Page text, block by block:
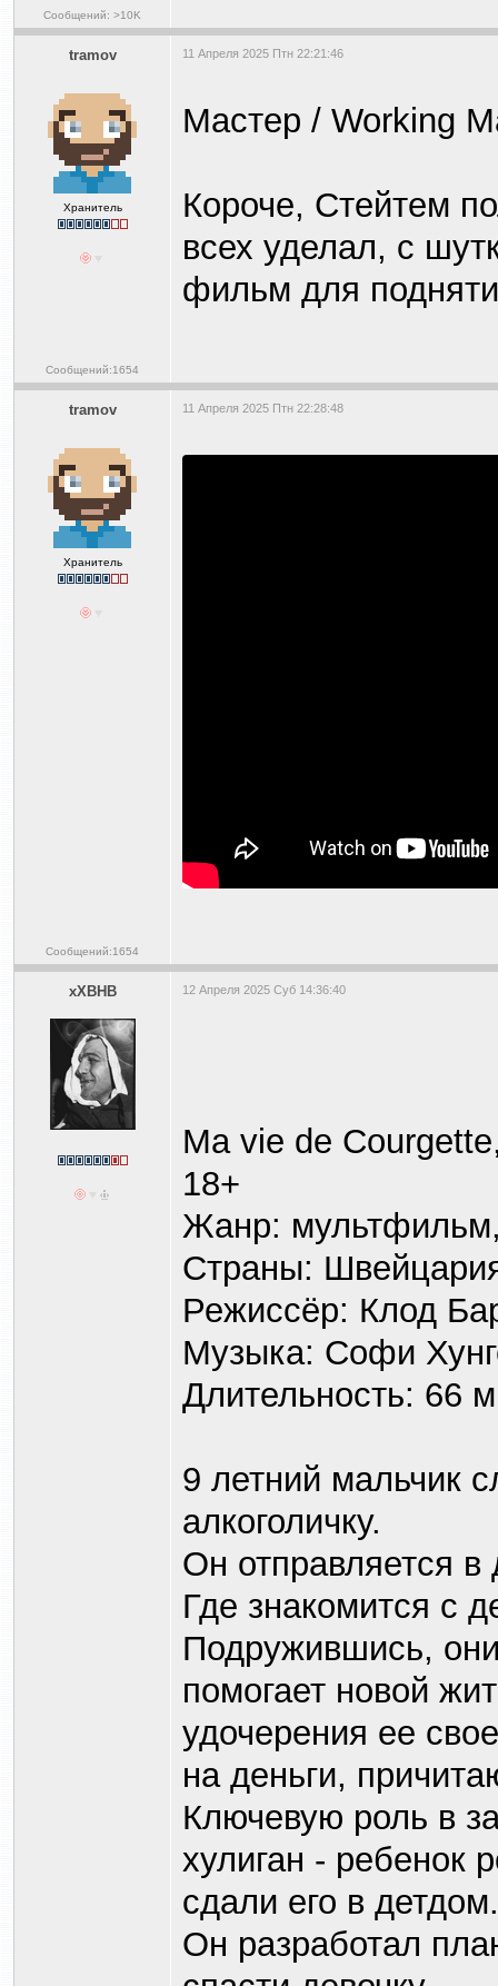
Сообщений: >10K
tramov
Хранитель
Сообщений:1654
11 Апреля 2025 Птн 22:21:46
Мастер / Working
Короче, Стейтем
всех уделал, с
фильм для
tramov
Хранитель
Сообщений:1654
11 Апреля 2025 Птн 22:28:48
xXBHB 12 Апреля 2025 Суб 14:36:40
Ma vie de
18+
Жанр:
Страны:
Режиссёр: Клод
Музыка: Софи
Длительность: 66
9 летний мальчик
алкоголичку.
Он отправляется в
Где знакомится с
Подружившись, они
помогает новой
удочерения ее
на деньги,
Ключевую роль в
хулиган - ребенок
сдали его в детдом.
Он разработал